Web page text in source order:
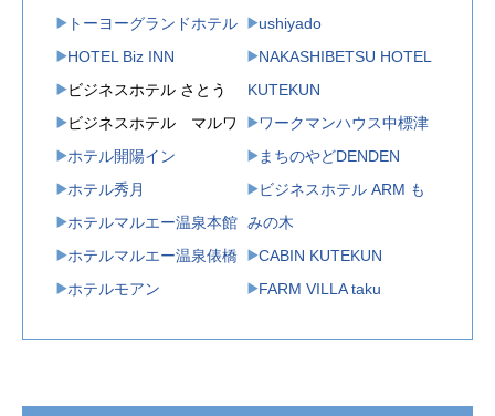
トーヨーグランドホテル
HOTEL Biz INN
ビジネスホテル さとう
ビジネスホテル マルワ
ホテル開陽イン
ホテル秀月
ホテルマルエー温泉本館
ホテルマルエー温泉俵橋
ホテルモアン
ushiyado
NAKASHIBETSU HOTEL
KUTEKUN
ワークマンハウス中標津
まちのやどDENDEN
ビジネスホテル ARM も
みの木
CABIN KUTEKUN
FARM VILLA taku